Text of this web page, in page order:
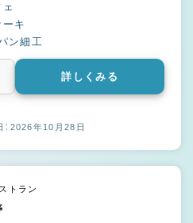
キ
ン細工
詳しくみる
：2026年10月28日
トラン